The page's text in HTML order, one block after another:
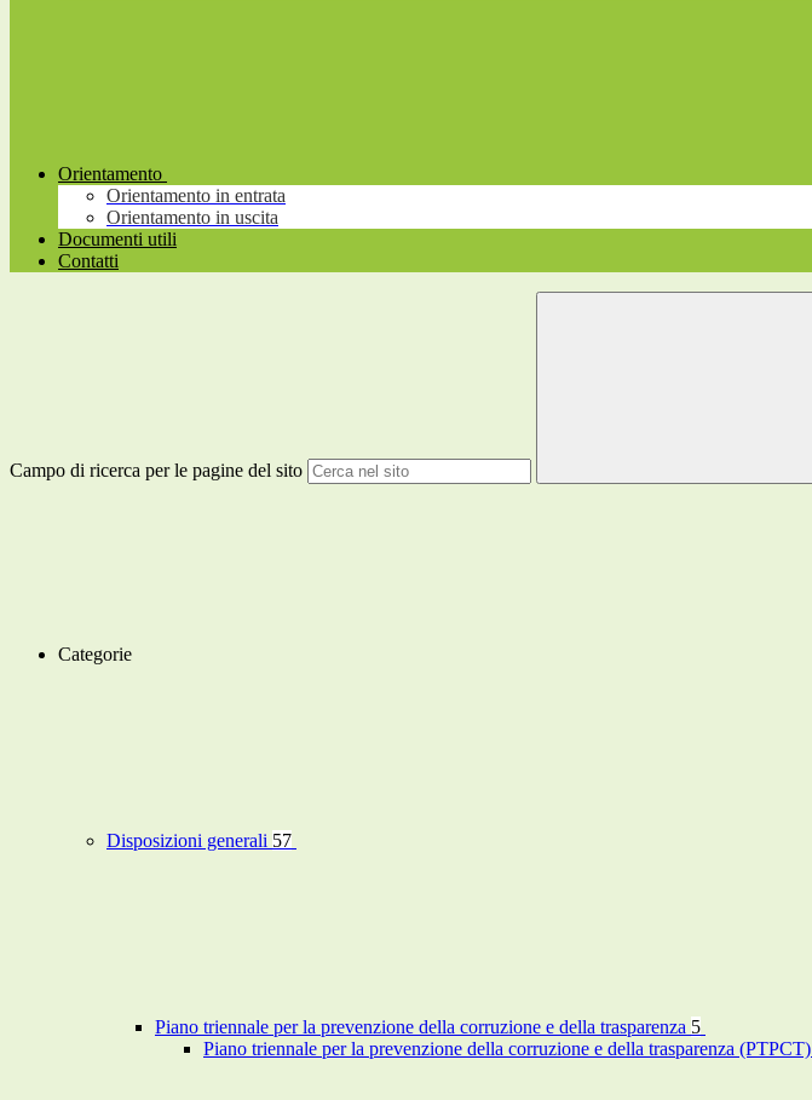
Orientamento
Orientamento in entrata
Orientamento in uscita
Documenti utili
Contatti
Campo di ricerca per le pagine del sito
Categorie
Disposizioni generali 57
Piano triennale per la prevenzione della corruzione e della trasparenza 5
Piano triennale per la prevenzione della corruzione e della trasparenza (PTPCT)